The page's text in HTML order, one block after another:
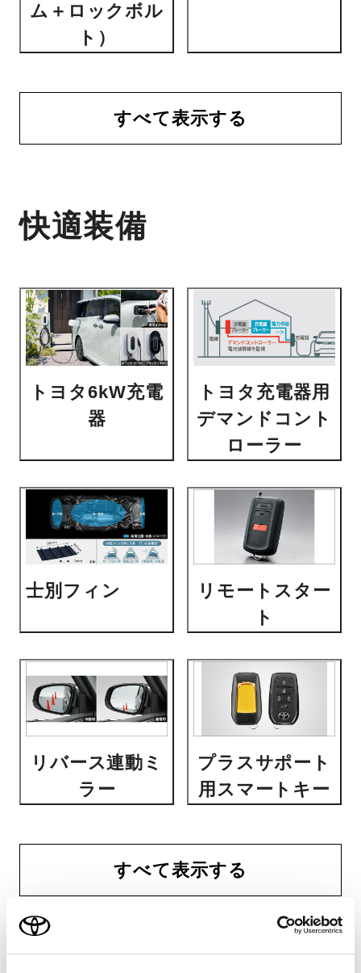
ム＋ロックボル
ト）
すべて表示する
快適装備
トヨタ6kW充電
器
トヨタ充電器用
デマンドコント
ローラー
士別フィン
リモートスター
ト
リバース連動ミ
ラー
プラスサポート
用スマートキー
すべて表示する